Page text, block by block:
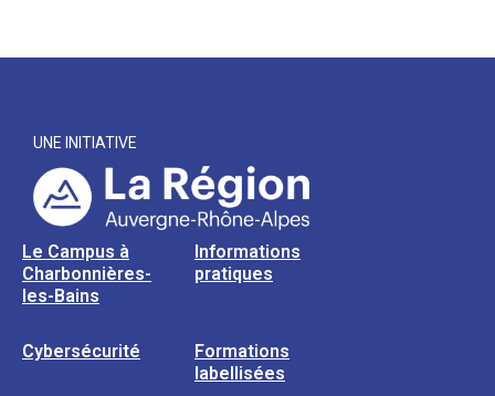
UNE INITIATIVE
Le Campus à
Charbonnières-
les-Bains
Informations
pratiques
Cybersécurité
Formations
labellisées